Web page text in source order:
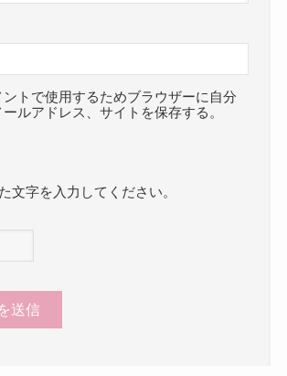
ントで使用するためブラウザーに自分
ルアドレス、サイトを保存する。
文字を入力してください。